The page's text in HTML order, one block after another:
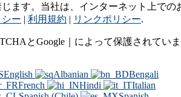
ます。当社は、インターネット上で
ー | 利用規約 | リンクポリシー.
とGoogle｜によって保護されてい
English Albanian
Bengali
French Hindi
Italian